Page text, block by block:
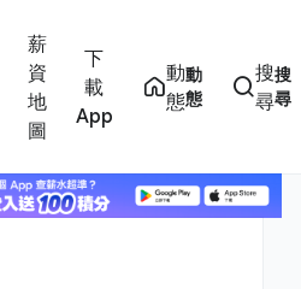
薪
資
地
圖
下
載
App
動
態
動
態
搜
尋
搜
尋